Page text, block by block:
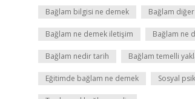
Bağlam bilgisi ne demek Bağlam
Bağlam ne demek iletişim Bağlam ne
Bağlam nedir tarih Bağlam temelli
Eğitimde bağlam ne demek Sosyal